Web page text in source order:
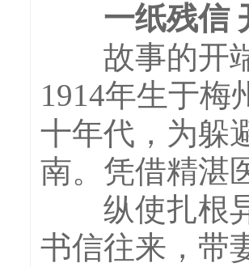
一纸残信
故事的开端
1914年生于梅
十年代，为躲
南。凭借精湛
纵使扎根异
书信往来，带